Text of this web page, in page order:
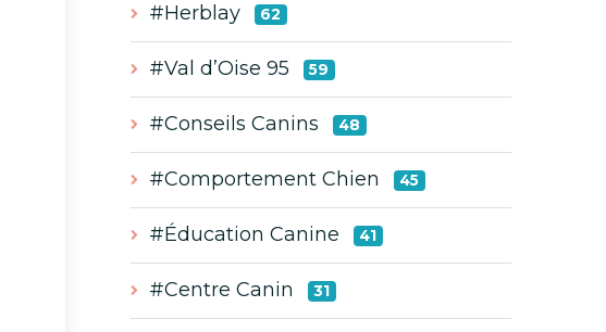
#Herblay 62
#Val d’Oise 95 59
#Conseils Canins 48
#Comportement Chien 45
#Éducation Canine 41
#Centre Canin 31